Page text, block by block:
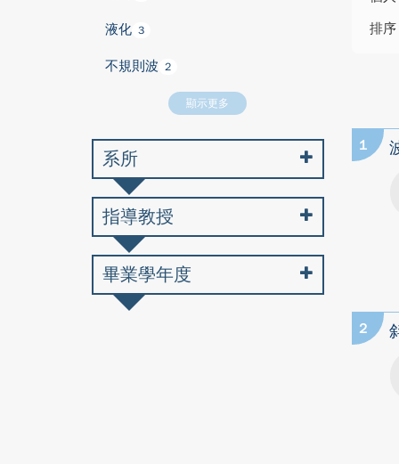
排序
1
2
液化 3
不規則波 2
顯示更多
系所
指導教授
畢業學年度